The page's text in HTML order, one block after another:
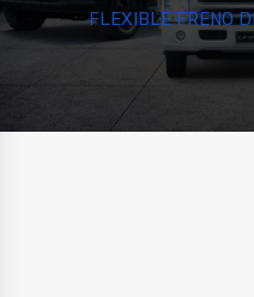
FLEXIBLE FRENO